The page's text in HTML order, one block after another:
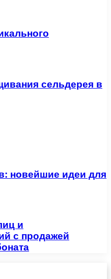
сельдерея в
новейшие идеи для
и
с продажей